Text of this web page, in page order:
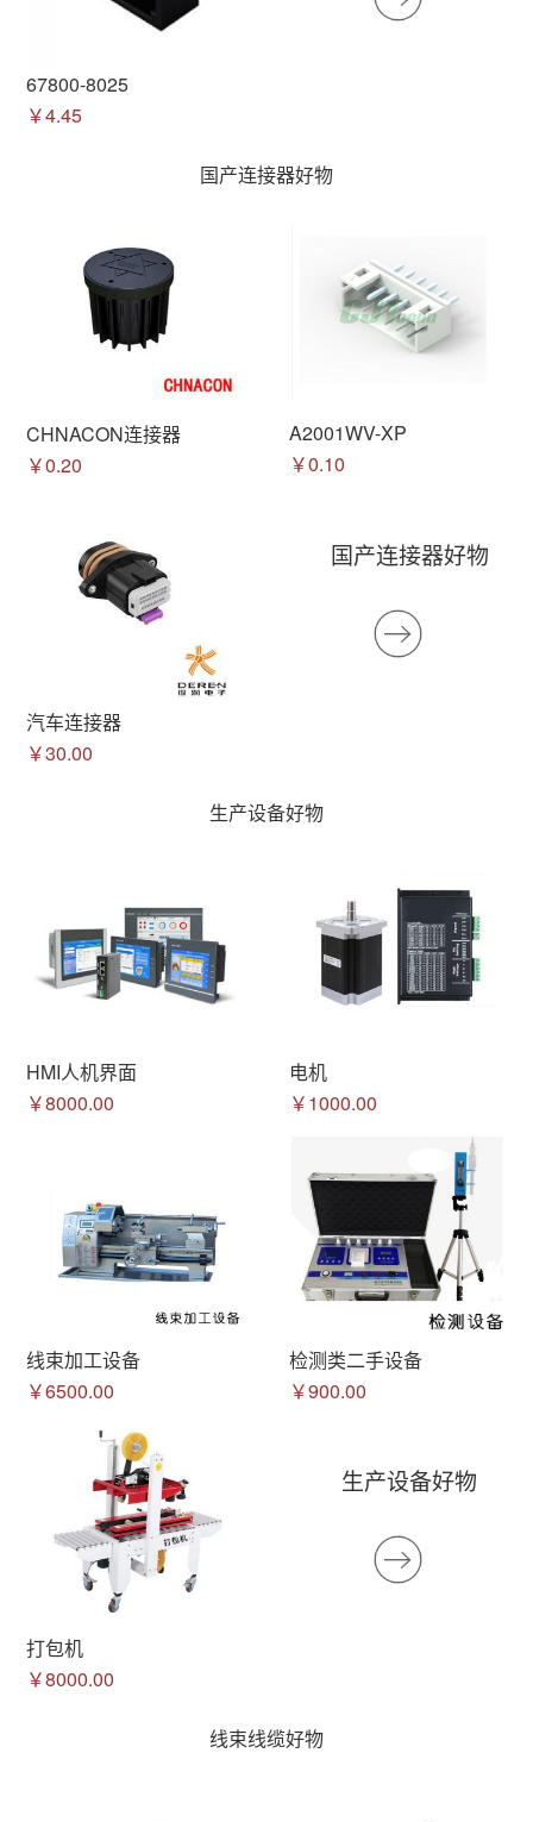
67800-8025
￥4.45
国产连接器好物
CHNACON连接器
￥0.20
A2001WV-XP
￥0.10
汽车连接器
￥30.00
国产连接器好物
生产设备好物
HMI人机界面
￥8000.00
电机
￥1000.00
线束加工设备
￥6500.00
检测类二手设备
￥900.00
打包机
￥8000.00
生产设备好物
线束线缆好物